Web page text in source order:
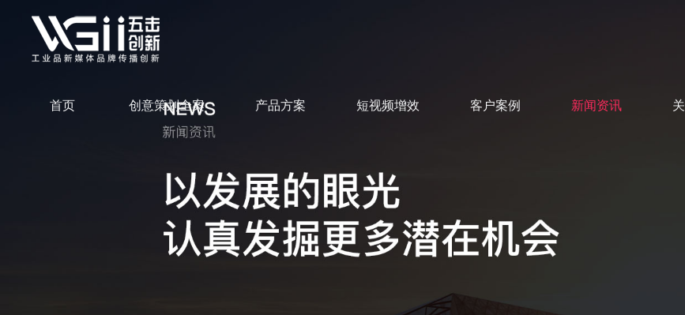
首页 创意策划全案 产品方案 短视频增效 客户案例 新闻资讯